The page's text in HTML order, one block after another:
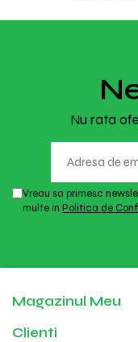
Nu rata
Vreau sa primesc
multe in Politica de
Magazinul Meu
Clienti